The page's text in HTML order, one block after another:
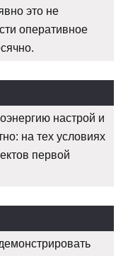
это не
оперативное
настрой и
на тех условиях
первой